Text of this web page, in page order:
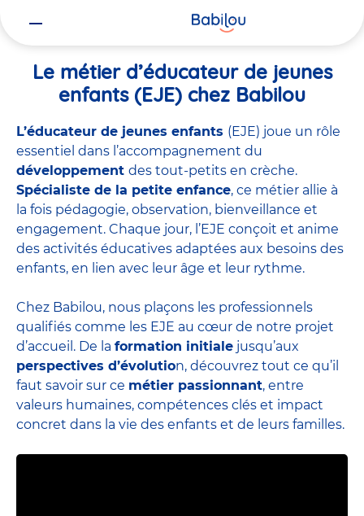
Le métier d’éducateur de jeunes
enfants (EJE) chez Babilou
L’éducateur de jeunes enfants (EJE) joue un rôle
essentiel dans l’accompagnement du
développement des tout-petits en crèche.
Spécialiste de la petite enfance, ce métier allie à
la fois pédagogie, observation, bienveillance et
engagement. Chaque jour, l’EJE conçoit et anime
des activités éducatives adaptées aux besoins des
enfants, en lien avec leur âge et leur rythme.
Chez Babilou, nous plaçons les professionnels
qualifiés comme les EJE au cœur de notre projet
d’accueil. De la formation initiale jusqu’aux
perspectives d’évolution, découvrez tout ce qu’il
faut savoir sur ce métier passionnant, entre
valeurs humaines, compétences clés et impact
concret dans la vie des enfants et de leurs familles.